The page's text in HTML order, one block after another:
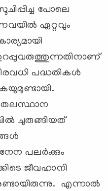
പോലെ
ഏറ്റവും
പദ്ധതികള്‍
തലസ്ഥാന
ചുരുങ്ങിയത്
പലര്‍ക്കും
ജീവഹാനി
എന്നാല്‍